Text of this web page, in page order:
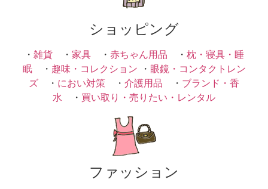
ショッピング
・ 雑貨 ・ 家具 ・ 赤ちゃん用品 ・ 枕・寝具・睡
眠・ 趣味・コレクション ・ 眼鏡・コンタクトレン
ズ ・ におい対策 ・ 介護用品 ・ ブランド・香
水 ・ 買い取り・売りたい・レンタル
ファッション